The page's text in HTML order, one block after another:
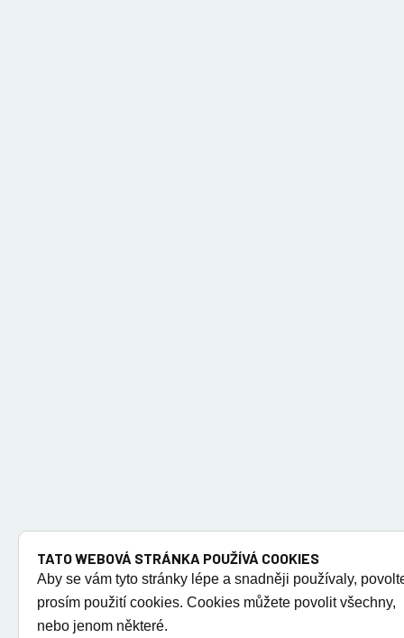
TATO WEBOVÁ STRÁNKA POUŽÍVÁ COOKIES
Aby se vám tyto stránky lépe a snadněji používaly,
prosím použití cookies. Cookies můžete povolit všechny,
nebo jenom některé.